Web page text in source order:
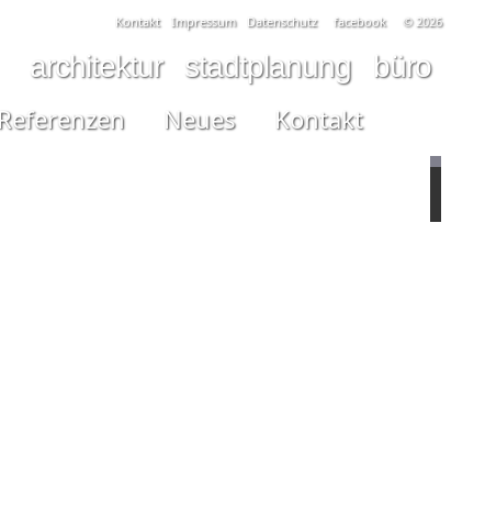
Kontakt Impressum Datenschutz facebook © 2026
architektur stadtplanung büro
Referenzen Neues Kontakt